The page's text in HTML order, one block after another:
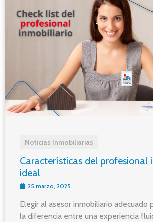
Noticias Inmobiliarias
Características del profesional
ideal
25 marzo, 2025
Elegir al asesor inmobiliario adecuado
la diferencia entre una experiencia